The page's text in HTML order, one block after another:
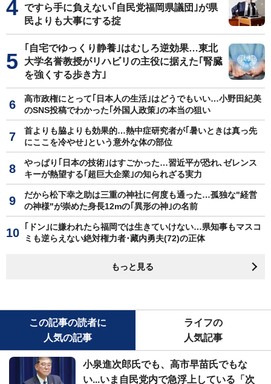
ですら手に負えない｢自民党福岡県議団｣が県
民よりも大事にする掟
｢自宅でゆっくり静養｣はむしろ逆効果…東北
大学名誉教授がリハビリの主役に据えた｢腎臓
を強くする歩き方｣
高市政権にとって｢日本人の生活｣はどうでもいい…小野田紀美
のSNS投稿でわかった｢外国人政策｣の本当の狙い
首よりも脇よりも効果的…熱中症研究者が｢暑いときは真っ先
にここを冷やせ｣という意外な体の部位
やっぱり｢日本の技術｣はすごかった…習近平が恐れ､ゼレンス
キーが熱望する｢超巨大企業｣の知られざる実力
だから松下幸之助は三重の神社に何度も通った…孤独な"経営
の神様"が崇めた身長12mの｢異形の神｣の名前
｢ドン｣に嫌われたら福岡では生きていけない…県知事もマスコ
ミも逆らえない絶対権力者･藏内勇夫(72)の正体
もっと見る
この記事の読者に
人気の記事
ライフの
人気記事
小泉進次郎氏でも、高市早苗氏でもな
い...いま自民党内で急浮上している「次